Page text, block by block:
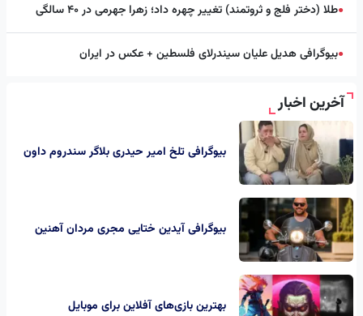
●طلا (دختر فلج و ثروتمند) تغییر چهره داد؛ زهرا جهرمی در ۴۰ سالگی
●بیوگرافی هدیل علیان سیندرلای فلسطین + عکس در ایران
آخرین اخبار
بیوگرافی تلخ امیر حیدری بلاگر سندروم داون
بیوگرافی آیدین ختایی مجری مردان آهنین
بهترین بازی‌های آفلاین برای موبایل